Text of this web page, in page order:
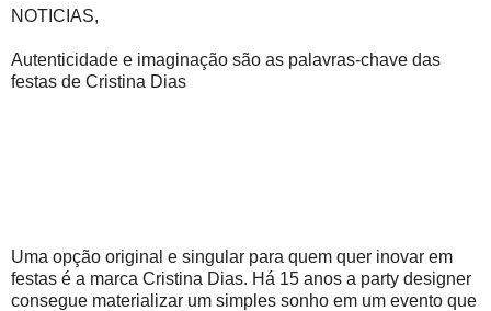
NOTICIAS,
Autenticidade e imaginação são as palavras-chave das
festas de Cristina Dias
Uma opção original e singular para quem quer inovar em
festas é a marca Cristina Dias. Há 15 anos a party designer
consegue materializar um simples sonho em um evento que